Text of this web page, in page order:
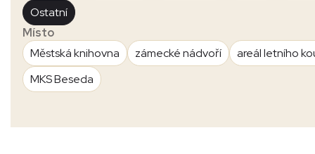
Ostatní
Místo
Městská knihovna
zámecké nádvoří
areál letního
MKS Beseda